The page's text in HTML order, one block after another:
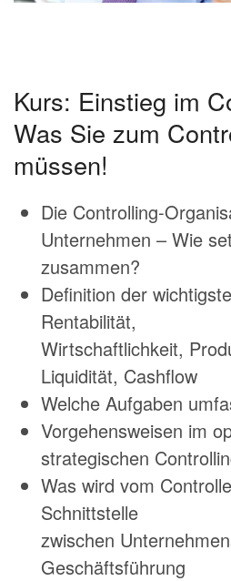
Kurs: Einstieg im
Was Sie zum
müssen!
Die Controlling-
Unternehmen – Wie
zusammen?
Definition der
Rentabilität,
Wirtschaftlichkeit,
Liquidität, Cashflow
Welche Aufgaben
Vorgehensweisen im
strategischen
Was wird vom
Schnittstelle
zwischen
Geschäftsführung